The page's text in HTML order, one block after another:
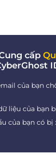
cấp
của bạn
liệu của bạn
của bạn có bị